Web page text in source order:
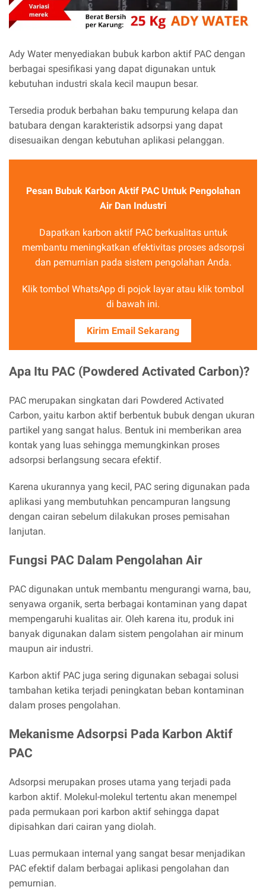
Ady Water menyediakan bubuk karbon aktif PAC dengan
berbagai spesifikasi yang dapat digunakan untuk
kebutuhan industri skala kecil maupun besar.
Tersedia produk berbahan baku tempurung kelapa dan
batubara dengan karakteristik adsorpsi yang dapat
disesuaikan dengan kebutuhan aplikasi pelanggan.
Pesan Bubuk Karbon Aktif PAC Untuk Pengolahan
Air Dan Industri
Dapatkan karbon aktif PAC berkualitas untuk
membantu meningkatkan efektivitas proses adsorpsi
dan pemurnian pada sistem pengolahan Anda.
Klik tombol WhatsApp di pojok layar atau klik tombol
di bawah ini.
Kirim Email Sekarang
Apa Itu PAC (Powdered Activated Carbon)?
PAC merupakan singkatan dari Powdered Activated
Carbon, yaitu karbon aktif berbentuk bubuk dengan ukuran
partikel yang sangat halus. Bentuk ini memberikan area
kontak yang luas sehingga memungkinkan proses
adsorpsi berlangsung secara efektif.
Karena ukurannya yang kecil, PAC sering digunakan pada
aplikasi yang membutuhkan pencampuran langsung
dengan cairan sebelum dilakukan proses pemisahan
lanjutan.
Fungsi PAC Dalam Pengolahan Air
PAC digunakan untuk membantu mengurangi warna, bau,
senyawa organik, serta berbagai kontaminan yang dapat
mempengaruhi kualitas air. Oleh karena itu, produk ini
banyak digunakan dalam sistem pengolahan air minum
maupun air industri.
Karbon aktif PAC juga sering digunakan sebagai solusi
tambahan ketika terjadi peningkatan beban kontaminan
dalam proses pengolahan.
Mekanisme Adsorpsi Pada Karbon Aktif
PAC
Adsorpsi merupakan proses utama yang terjadi pada
karbon aktif. Molekul-molekul tertentu akan menempel
pada permukaan pori karbon aktif sehingga dapat
dipisahkan dari cairan yang diolah.
Luas permukaan internal yang sangat besar menjadikan
PAC efektif dalam berbagai aplikasi pengolahan dan
pemurnian.